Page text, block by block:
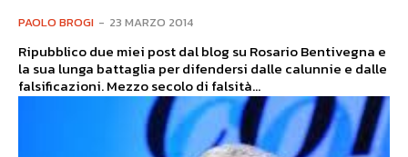
PAOLO BROGI - 23 MARZO 2014
Ripubblico due miei post dal blog su Rosario Bentivegna e
la sua lunga battaglia per difendersi dalle calunnie e dalle
falsificazioni. Mezzo secolo di falsità...